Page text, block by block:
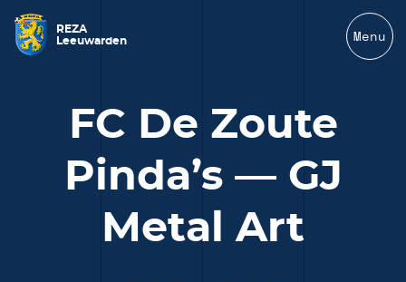
REZA
Leeuwarden
Menu
FC De Zoute
Pinda’s — GJ
Metal Art